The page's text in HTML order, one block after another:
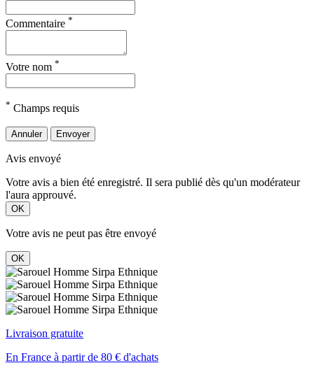
Commentaire *
Votre nom *
* Champs requis
Annuler Envoyer
Avis envoyé
Votre avis a bien été enregistré. Il sera publié dès qu'un modérateur
l'aura approuvé.
OK
Votre avis ne peut pas être envoyé
OK
Livraison gratuite
En France à partir de 80 € d'achats